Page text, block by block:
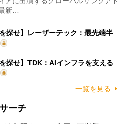
新…
探せ】レーザーテック：最先端半
探せ】TDK：AIインフラを支える
一覧を見る
ーチ